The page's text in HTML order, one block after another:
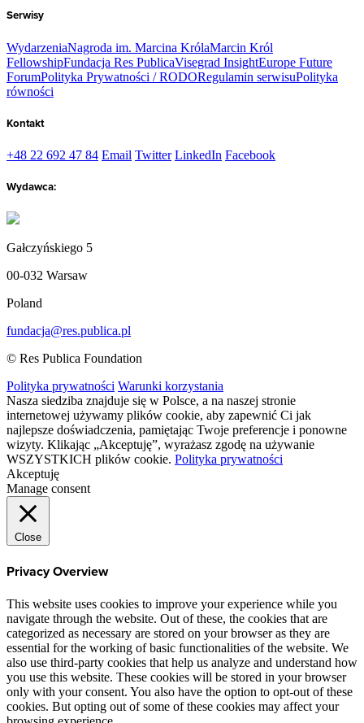
Serwisy
WydarzeniaNagroda im. Marcina KrólaMarcin Król
FellowshipFundacja Res PublicaVisegrad InsightEurope Future
ForumPolityka Prywatności / RODORegulamin serwisuPolityka
równości
Kontakt
+48 22 692 47 84 Email Twitter LinkedIn Facebook
Wydawca:
Gałczyńskiego 5
00-032 Warsaw
Poland
fundacja@res.publica.pl
© Res Publica Foundation
Polityka prywatności Warunki korzystania
Nasza siedziba znajduje się w Polsce, a na naszej stronie
internetowej używamy plików cookie, aby zapewnić Ci jak
najlepsze doświadczenia, pamiętając Twoje preferencje i ponowne
wizyty. Klikając „Akceptuję”, wyrażasz zgodę na używanie
WSZYSTKICH plików cookie. Polityka prywatności
Akceptuję
Manage consent
Close
Privacy Overview
This website uses cookies to improve your experience while you
navigate through the website. Out of these, the cookies that are
categorized as necessary are stored on your browser as they are
essential for the working of basic functionalities of the website. We
also use third-party cookies that help us analyze and understand how
you use this website. These cookies will be stored in your browser
only with your consent. You also have the option to opt-out of these
cookies. But opting out of some of these cookies may affect your